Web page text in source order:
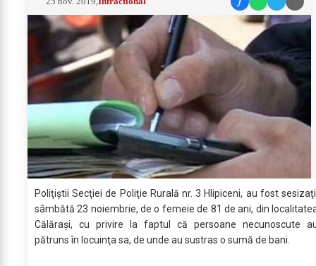
Poliţiştii Secţiei de Poliţie Rurală nr. 3 Hlipiceni, au fost
sâmbătă 23 noiembrie, de o femeie de 81 de ani, din
Călăraşi, cu privire la faptul că persoane necunoscute
pătruns în locuinţa sa, de unde au sustras o sumă de bani.